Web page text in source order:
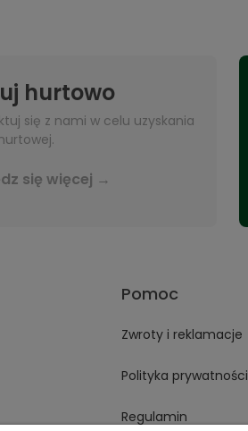
hurtowo
się z nami w celu uzyskania
się więcej →
Pomoc
Zwroty i reklamacje
Polityka prywatności
Regulamin